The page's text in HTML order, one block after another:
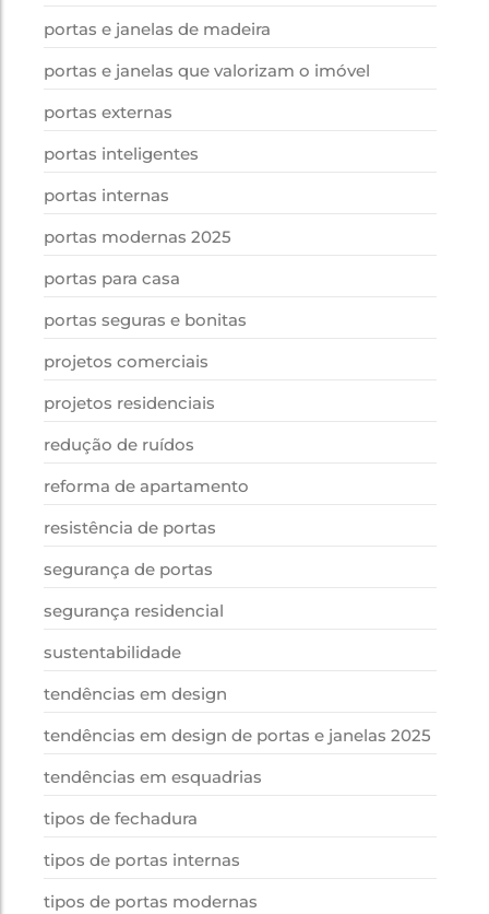
portas e janelas de madeira
portas e janelas que valorizam o imóvel
portas externas
portas inteligentes
portas internas
portas modernas 2025
portas para casa
portas seguras e bonitas
projetos comerciais
projetos residenciais
redução de ruídos
reforma de apartamento
resistência de portas
segurança de portas
segurança residencial
sustentabilidade
tendências em design
tendências em design de portas e janelas 2025
tendências em esquadrias
tipos de fechadura
tipos de portas internas
tipos de portas modernas